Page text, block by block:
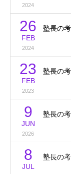
2024
26
FEB
2024
塾長の
23
FEB
2023
塾長の
9
JUN
2026
塾長の
8
JUL
塾長の